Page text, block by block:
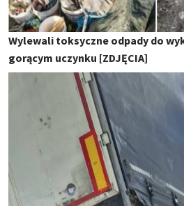
Wylewali toksyczne odpady do
gorącym uczynku [ZDJĘCIA]